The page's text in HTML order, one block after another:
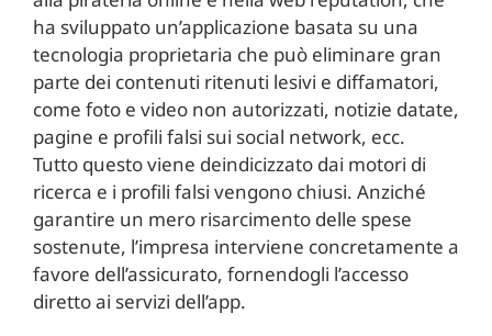
ha sviluppato un’applicazione basata su una
tecnologia proprietaria che può eliminare gran
parte dei contenuti ritenuti lesivi e diffamatori,
come foto e video non autorizzati, notizie datate,
pagine e profili falsi sui social network, ecc.
Tutto questo viene deindicizzato dai motori di
ricerca e i profili falsi vengono chiusi. Anziché
garantire un mero risarcimento delle spese
sostenute, l’impresa interviene concretamente a
favore dell’assicurato, fornendogli l’accesso
diretto ai servizi dell’app.